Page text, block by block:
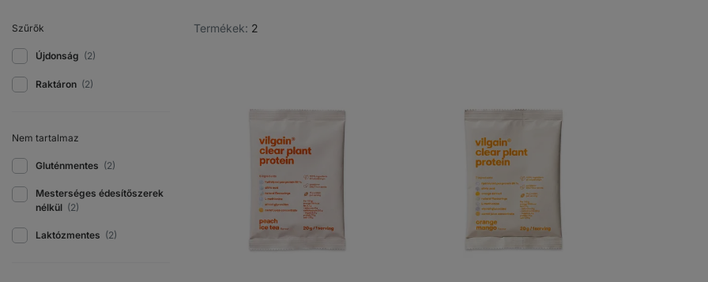
Termékek: 2
Szűrők
Újdonság (2)
Raktáron (2)
Nem tartalmaz
Gluténmentes (2)
Mesterséges édesítőszerek
nélkül (2)
Laktózmentes (2)